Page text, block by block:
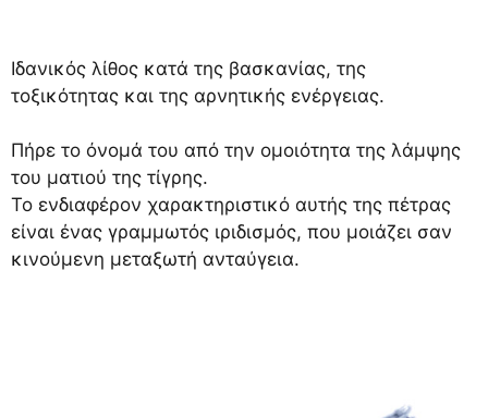
Ιδανικός λίθος κατά της βασκανίας, της
τοξικότητας και της αρνητικής ενέργειας.
Πήρε το όνομά του από την ομοιότητα της λάμψης
του ματιού της τίγρης.
Το ενδιαφέρον χαρακτηριστικό αυτής της πέτρας
είναι ένας γραμμωτός ιριδισμός, που μοιάζει σαν
κινούμενη μεταξωτή ανταύγεια.